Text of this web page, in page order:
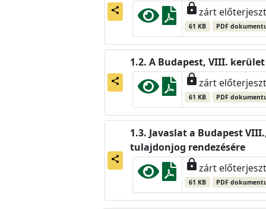
share lockzárt
61 KB PDF
share
A Budapest, VIII.
lockzárt
61 KB PDF
share
Javaslat a Budapest
tulajdonjog rendezésére
lockzárt
61 KB PDF